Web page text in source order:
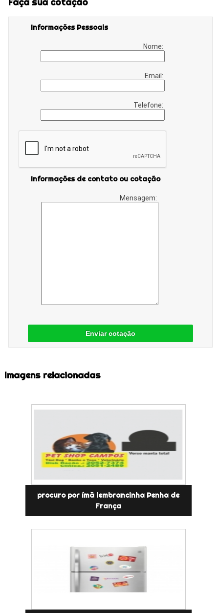
Informações Pessoais
Nome:
Email:
Telefone:
Informações de contato ou cotação
Mensagem:
Enviar cotação
Imagens relacionadas
procuro por ímã lembrancinha Penha de
França